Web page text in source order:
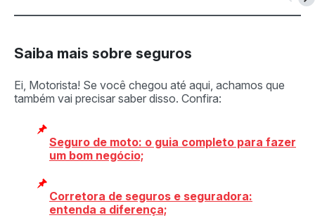
Saiba mais sobre seguros
Ei, Motorista! Se você chegou até aqui, achamos que
também vai precisar saber disso. Confira:
Seguro de moto: o guia completo para fazer
um bom negócio;
Corretora de seguros e seguradora:
entenda a diferença;